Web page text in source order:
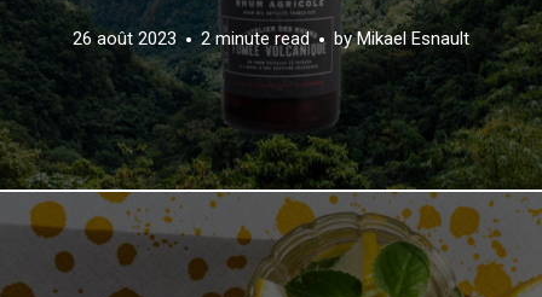
26 août 2023 2 minute read byMikael Esnault